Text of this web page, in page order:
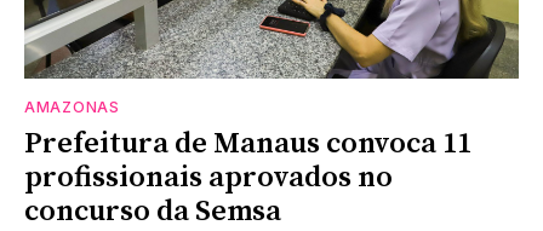
AMAZONAS
Prefeitura de Manaus convoca 11
profissionais aprovados no
concurso da Semsa